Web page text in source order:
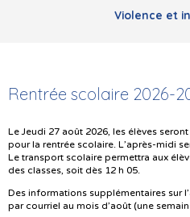
Violence et
Rentrée scolaire 2026-
Le Jeudi 27 août 2026, les élèves
pour la rentrée scolaire. L’après-midi
Le transport scolaire permettra aux
des classes, soit dès 12 h 05.
Des informations supplémentaires sur
par courriel au mois d’août (une